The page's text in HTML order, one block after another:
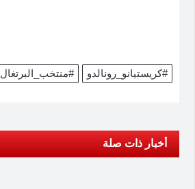
#منتخب_البرتغال #كريستيانو_رونالدو
أخبار ذات صلة